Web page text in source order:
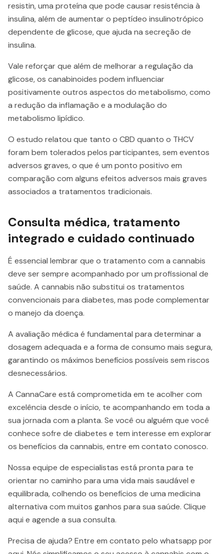
resistin, uma proteína que pode causar resistência à
insulina, além de aumentar o peptídeo insulinotrópico
dependente de glicose, que ajuda na secreção de
insulina.
Vale reforçar que além de melhorar a regulação da
glicose, os canabinoides podem influenciar
positivamente outros aspectos do metabolismo, como
a redução da inflamação e a modulação do
metabolismo lipídico.
O estudo relatou que tanto o CBD quanto o THCV
foram bem tolerados pelos participantes, sem eventos
adversos graves, o que é um ponto positivo em
comparação com alguns efeitos adversos mais graves
associados a tratamentos tradicionais.
Consulta médica, tratamento
integrado e cuidado continuado
É essencial lembrar que o tratamento com a cannabis
deve ser sempre acompanhado por um profissional de
saúde. A cannabis não substitui os tratamentos
convencionais para diabetes, mas pode complementar
o manejo da doença.
A avaliação médica é fundamental para determinar a
dosagem adequada e a forma de consumo mais segura,
garantindo os máximos benefícios possíveis sem riscos
desnecessários.
A CannaCare está comprometida em te acolher com
excelência desde o início, te acompanhando em toda a
sua jornada com a planta. Se você ou alguém que você
conhece sofre de diabetes e tem interesse em explorar
os benefícios da cannabis, entre em contato conosco.
Nossa equipe de especialistas está pronta para te
orientar no caminho para uma vida mais saudável e
equilibrada, colhendo os benefícios de uma medicina
alternativa com muitos ganhos para sua saúde. Clique
aqui e agende a sua consulta.
Precisa de ajuda? Entre em contato pelo whatsapp por